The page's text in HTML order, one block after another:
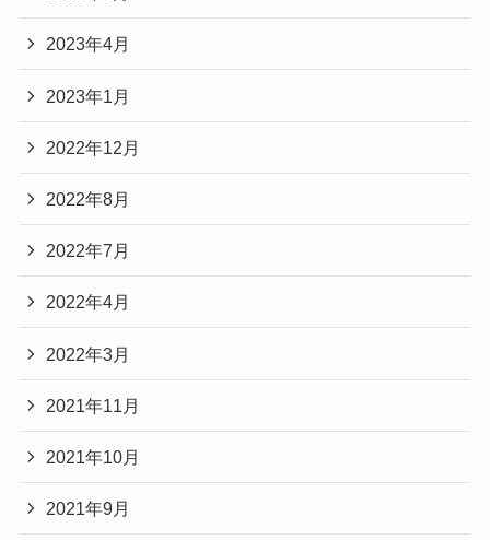
2023年4月
2023年1月
2022年12月
2022年8月
2022年7月
2022年4月
2022年3月
2021年11月
2021年10月
2021年9月